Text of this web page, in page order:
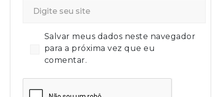
Salvar meus dados neste navegador
para a próxima vez que eu
comentar.